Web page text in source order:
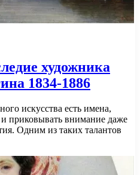
художника
1834-1886
искусства есть имена,
приковывать внимание даже
Одним из таких талантов